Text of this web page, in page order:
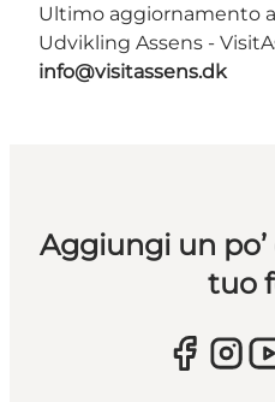
Ultimo aggiornamento
Udvikling Assens -
info@visitassens.dk
Aggiungi un
tuo